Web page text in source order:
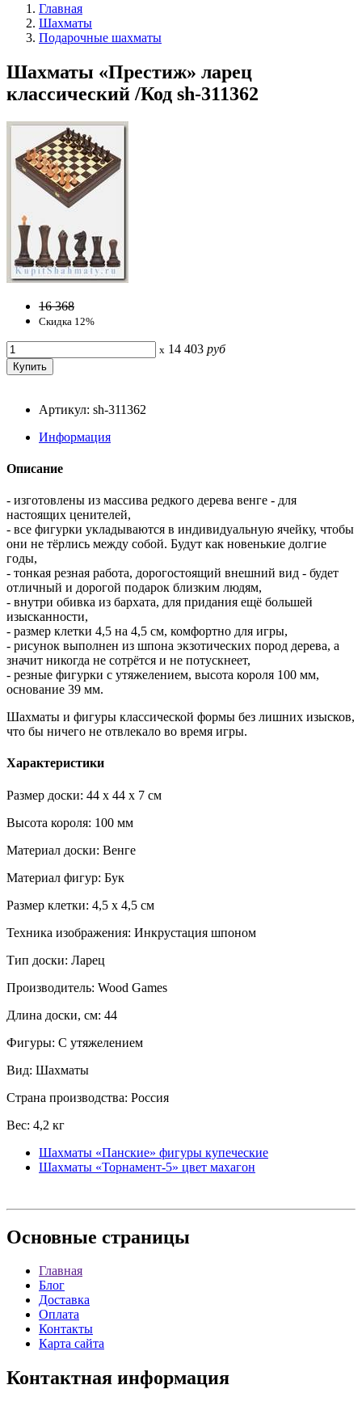
Главная
Шахматы
Подарочные шахматы
Шахматы «Престиж» ларец
классический /Код sh-311362
16 368
Скидка 12%
x 14 403 руб
Артикул: sh-311362
Информация
Описание
- изготовлены из массива редкого дерева венге - для
настоящих ценителей,
- все фигурки укладываются в индивидуальную ячейку, чтобы
они не тёрлись между собой. Будут как новенькие долгие
годы,
- тонкая резная работа, дорогостоящий внешний вид - будет
отличный и дорогой подарок близким людям,
- внутри обивка из бархата, для придания ещё большей
изысканности,
- размер клетки 4,5 на 4,5 см, комфортно для игры,
- рисунок выполнен из шпона экзотических пород дерева, а
значит никогда не сотрётся и не потускнеет,
- резные фигурки с утяжелением, высота короля 100 мм,
основание 39 мм.
Шахматы и фигуры классической формы без лишних изысков,
что бы ничего не отвлекало во время игры.
Характеристики
Размер доски: 44 x 44 x 7 см
Высота короля: 100 мм
Материал доски: Венге
Материал фигур: Бук
Размер клетки: 4,5 x 4,5 см
Техника изображения: Инкрустация шпоном
Тип доски: Ларец
Производитель: Wood Games
Длина доски, см: 44
Фигуры: C утяжелением
Вид: Шахматы
Страна производства: Россия
Вес: 4,2 кг
Шахматы «Панские» фигуры купеческие
Шахматы «Торнамент-5» цвет махагон
Основные страницы
Главная
Блог
Доставка
Оплата
Контакты
Карта сайта
Контактная информация